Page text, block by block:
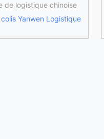
de logistique chinoise
Yanwen Logistique